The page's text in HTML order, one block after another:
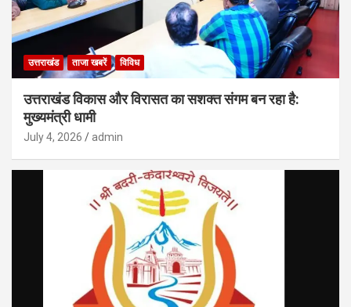
उत्तराखंड ताजा खबरें विविध
उत्तराखंड विकास और विरासत का सशक्त संगम बन रहा है:
मुख्यमंत्री धामी
July 4, 2026 admin